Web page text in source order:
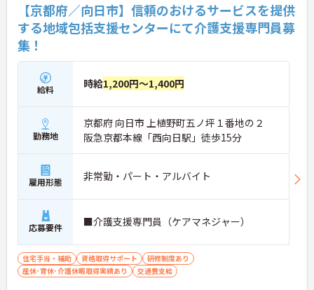
【京都府／向日市】信頼のおけるサービスを提供
する地域包括支援センターにて介護支援専門員募
集！
給料 時給1,200円～1,400円
勤務地
京都府 向日市 上植野町五ノ坪１番地の２
阪急京都本線「西向日駅」徒歩15分
雇用形態 非常勤・パート・アルバイト
応募要件 ■介護支援専門員（ケアマネジャー）
住宅手当・補助 資格取得サポート
研修制度あり
産休･育休･介護休暇取得実績あり
交通費支給